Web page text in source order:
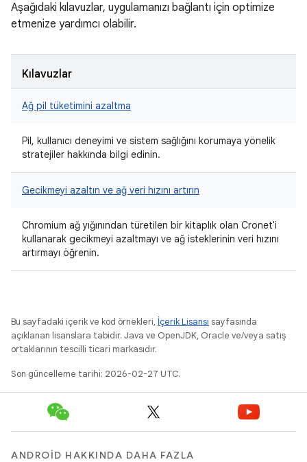
Aşağıdaki kılavuzlar, uygulamanızı bağlantı için optimize
etmenize yardımcı olabilir.
Kılavuzlar
Ağ pil tüketimini azaltma
Pil, kullanıcı deneyimi ve sistem sağlığını korumaya yönelik
stratejiler hakkında bilgi edinin.
Gecikmeyi azaltın ve ağ veri hızını artırın
Chromium ağ yığınından türetilen bir kitaplık olan Cronet'i
kullanarak gecikmeyi azaltmayı ve ağ isteklerinin veri hızını
artırmayı öğrenin.
Bu sayfadaki içerik ve kod örnekleri, İçerik Lisansı sayfasında
açıklanan lisanslara tabidir. Java ve OpenJDK, Oracle ve/veya satış
ortaklarının tescilli ticari markasıdır.
Son güncelleme tarihi: 2026-02-27 UTC.
ANDROID HAKKINDA DAHA FAZLA